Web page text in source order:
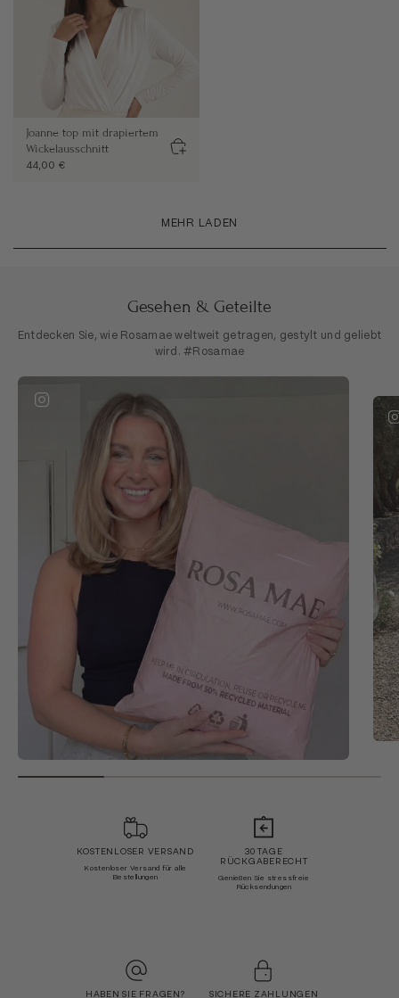
Joanne top mit drapiertem
Wickelausschnitt
44,00 €
MEHR LADEN
Gesehen & Geteilte
Entdecken Sie, wie Rosamae weltweit getragen, gestylt und geliebt
wird. #Rosamae
KOSTENLOSER VERSAND
Kostenloser Versand für alle
Bestellungen
30 TAGE
RÜCKGABERECHT
Genießen Sie stressfreie
Rücksendungen
HABEN SIE FRAGEN? SICHERE ZAHLUNGEN